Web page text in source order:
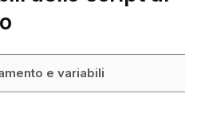
e variabili